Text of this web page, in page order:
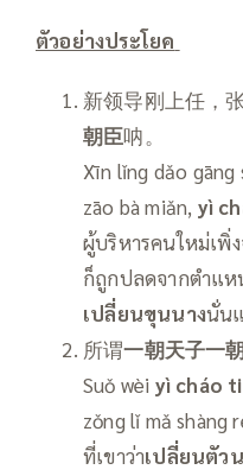
ตัวอย่างประโยค
新领导刚上任，
朝臣呐。
Xīn lǐng dǎo gāng
zāo bà miǎn, yì
ผู้บริหารคนใหม่เพิ่
ก็ถูกปลดจากตำแห
เปลี่ยนขุนนางนั่น
所谓一朝天子一
Suǒ wèi yì cháo
zǒng lǐ mǎ shàng
ที่เขาว่าเปลี่ยนตัว